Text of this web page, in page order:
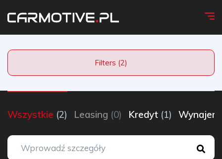
Filters (2)
Wszystkie (2) Leasing (0) Kredyt (1) Wynajem